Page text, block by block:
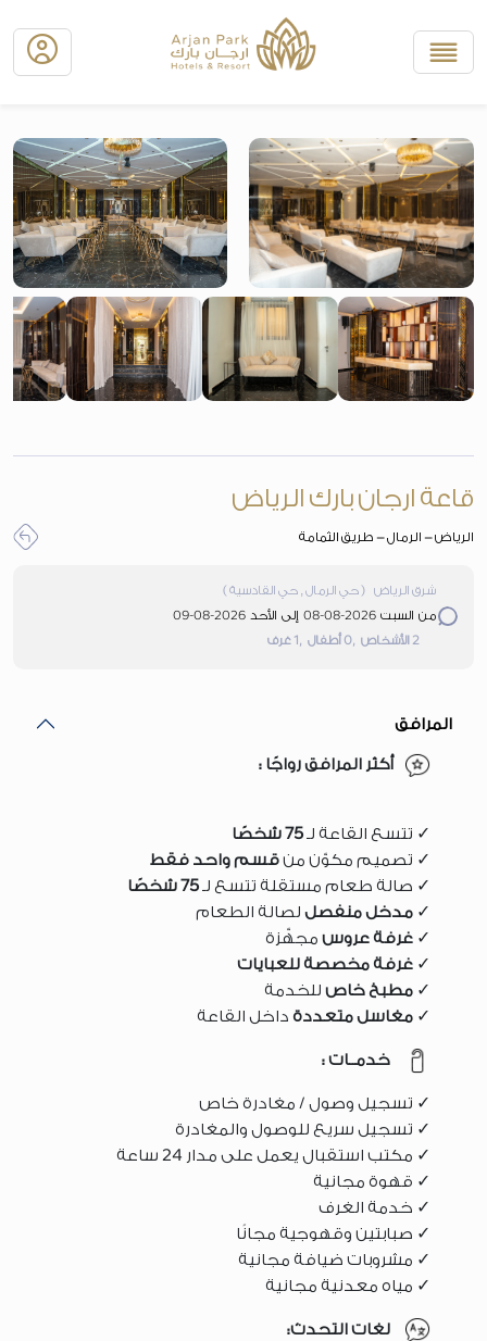
قاعة ارجان بارك الرياض
الرياض - الرمال - طريق الثمامة
شرق الرياض ( حي الرمال , حي القادسية )
من السبت 2026-08-08 إلى الأحد 2026-08-09
2 الأشخاص ,0 أطفال ,1 غرف
المرافق
أكثر المرافق رواجًا :
✓ تتسع القاعة لـ75 شخصًا
✓ تصميم مكوّن منقسم واحد فقط
✓ صالة طعام مستقلة تتسع لـ75 شخصًا
✓ مدخل منفصل لصالة الطعام
✓ غرفة عروس مجهّزة
✓ غرفة مخصصة للعبايات
✓ مطبخ خاص للخدمة
✓ مغاسل متعددة داخل القاعة
خدمــات :
✓ تسجيل وصول / مغادرة خاص
✓ تسجيل سريع للوصول والمغادرة
✓ مكتب استقبال يعمل على مدار 24 ساعة
✓ قهوة مجانية
✓ خدمة الغرف
✓ صبابتين وقهوجية مجانًا
✓ مشروبات ضيافة مجانية
✓ مياه معدنية مجانية
لغات التحدث: